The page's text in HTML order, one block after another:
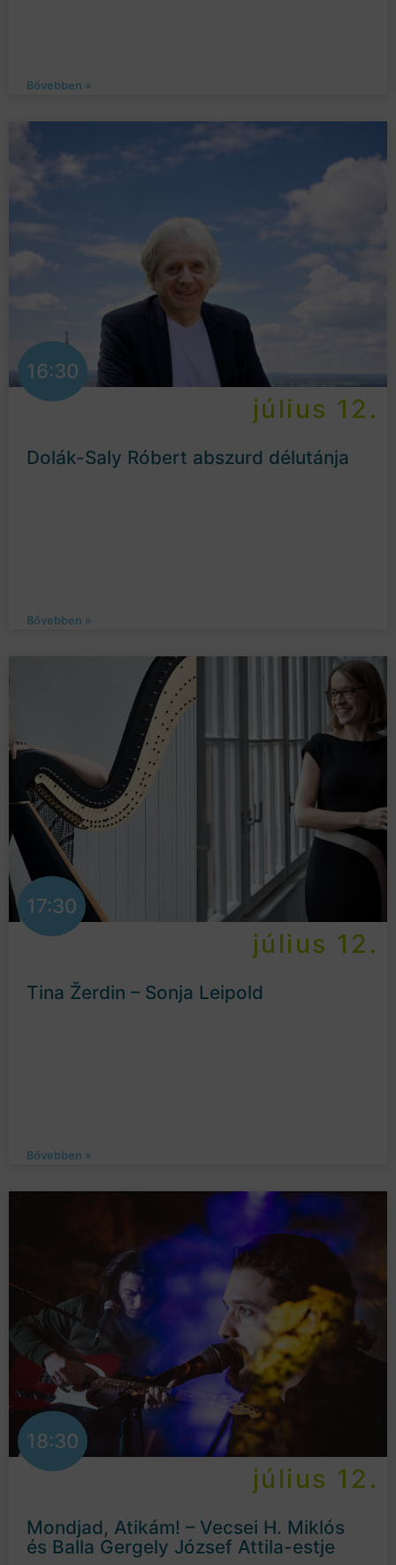
Bővebben »
16:30
július 12.
Dolák-Saly Róbert abszurd délutánja
Bővebben »
17:30
július 12.
Tina Žerdin – Sonja Leipold
Bővebben »
18:30
július 12.
Mondjad, Atikám! – Vecsei H. Miklós
és Balla Gergely József Attila-estje